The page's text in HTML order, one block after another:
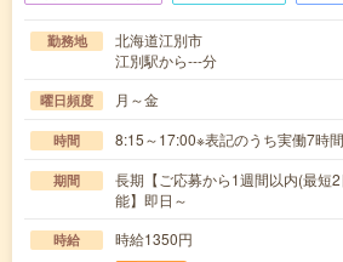
勤務地
北海道江別市
江別駅から---分
曜日頻度 月～金
時間 8:15～17:00※表記のうち実働7時間
期間
長期【ご応募から1週間以内(最短
能】即日～
時給 時給1350円